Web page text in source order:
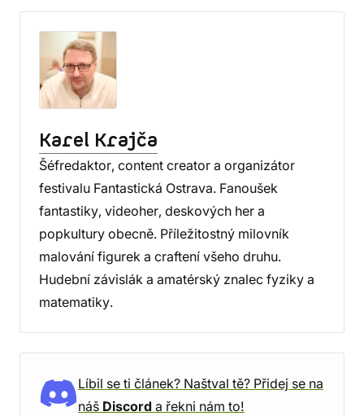
Karel Krajča
Šéfredaktor, content creator a organizátor
festivalu Fantastická Ostrava. Fanoušek
fantastiky, videoher, deskových her a
popkultury obecně. Příležitostný milovník
malování figurek a craftení všeho druhu.
Hudební závislák a amatérský znalec fyziky a
matematiky.
Líbil se ti článek? Naštval tě? Přidej se na
náš Discord a řekni nám to!